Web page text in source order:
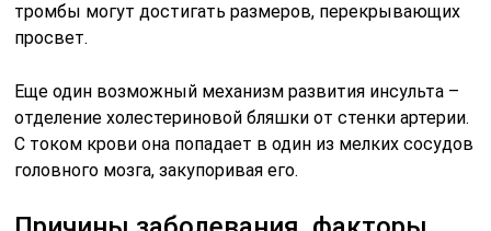
тромбы могут достигать размеров, перекрывающих
просвет.
Еще один возможный механизм развития инсульта –
отделение холестериновой бляшки от стенки артерии.
С током крови она попадает в один из мелких сосудов
головного мозга, закупоривая его.